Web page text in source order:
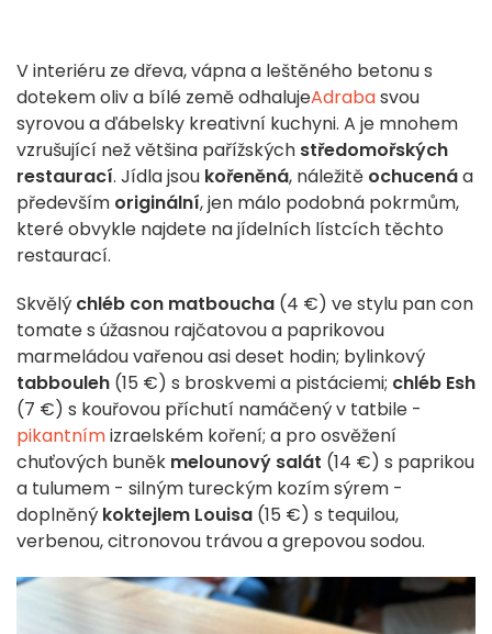
V interiéru ze dřeva, vápna a leštěného betonu s
dotekem oliv a bílé země odhalujeAdrabasvou
syrovou a ďábelsky kreativní kuchyni. A je mnohem
vzrušující než většina pařížských středomořských
restaurací. Jídla jsou kořeněná, náležitě ochucenáa
především originální, jen málo podobná pokrmům,
které obvykle najdete na jídelních lístcích těchto
restaurací.
Skvělý chléb con matboucha (4 €) ve stylu pan con
tomate s úžasnou rajčatovou a paprikovou
marmeládou vařenou asi deset hodin; bylinkový
tabbouleh (15 €) s broskvemi a pistáciemi; chléb Esh
(7 €) s kouřovou příchutí namáčený v tatbile -
pikantnímizraelském koření; a pro osvěžení
chuťových buněk melounový salát (14 €) s paprikou
a tulumem - silným tureckým kozím sýrem -
doplněný koktejlem Louisa (15 €) s tequilou,
verbenou, citronovou trávou a grepovou sodou.